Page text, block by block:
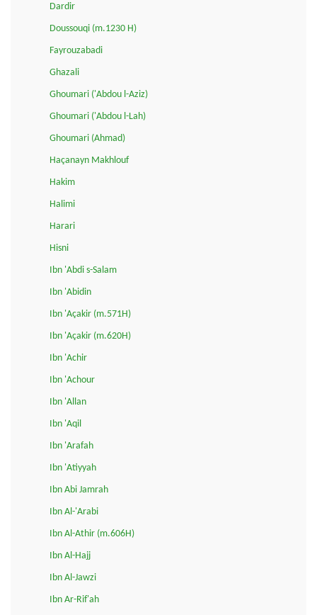
Dardir
Doussouqi (m.1230 H)
Fayrouzabadi
Ghazali
Ghoumari ('Abdou l-Aziz)
Ghoumari ('Abdou l-Lah)
Ghoumari (Ahmad)
Haçanayn Makhlouf
Hakim
Halimi
Harari
Hisni
Ibn 'Abdi s-Salam
Ibn 'Abidin
Ibn 'Açakir (m.571H)
Ibn 'Açakir (m.620H)
Ibn 'Achir
Ibn 'Achour
Ibn 'Allan
Ibn 'Aqil
Ibn 'Arafah
Ibn 'Atiyyah
Ibn Abi Jamrah
Ibn Al-'Arabi
Ibn Al-Athir (m.606H)
Ibn Al-Hajj
Ibn Al-Jawzi
Ibn Ar-Rif'ah